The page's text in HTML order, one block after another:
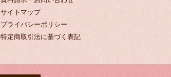
サイトマップ
プライバシーポリシー
特定商取引法に基づく表記